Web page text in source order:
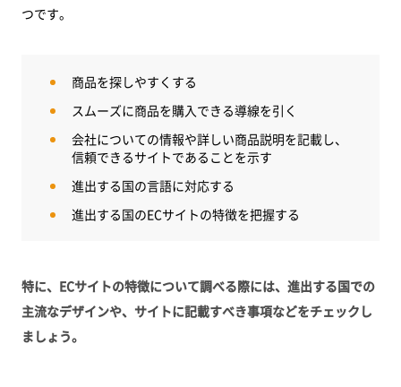
つです。
商品を探しやすくする
スムーズに商品を購入できる導線を引く
会社についての情報や詳しい商品説明を記載し、
信頼できるサイトであることを示す
進出する国の言語に対応する
進出する国のECサイトの特徴を把握する
特に、ECサイトの特徴について調べる際には、進出する国での
主流なデザインや、サイトに記載すべき事項などをチェックし
ましょう。